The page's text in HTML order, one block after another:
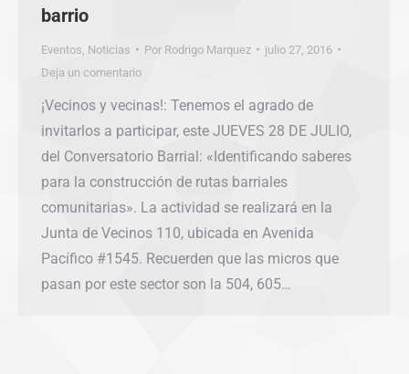
barrio
Eventos Noticias Por Rodrigo Marquez
julio 27, 2016
Deja un comentario
¡Vecinos y vecinas!: Tenemos el agrado de
invitarlos a participar, este JUEVES 28 DE JULIO,
del Conversatorio Barrial: «Identificando saberes
para la construcción de rutas barriales
comunitarias». La actividad se realizará en la
Junta de Vecinos 110, ubicada en Avenida
Pacífico #1545. Recuerden que las micros que
pasan por este sector son la 504, 605…